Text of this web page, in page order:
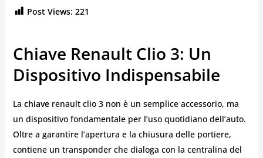
Post Views: 221
Chiave Renault Clio 3: Un
Dispositivo Indispensabile
La chiaverenault clio 3 non è un semplice accessorio, ma
un dispositivo fondamentale per l’uso quotidiano dell’auto.
Oltre a garantire l’apertura e la chiusura delle portiere,
contiene un transponder che dialoga con la centralina del